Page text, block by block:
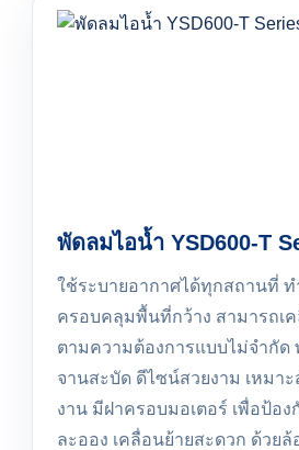
พัดลมไอน้ำ YSD600-T
ใช้ระบายอากาศได้ทุกสถานที่ ท
ครอบคลุมพื้นที่กว้าง สามารถเ
ตามความต้องการแบบไม่จำกัด
จานสะบัด ดีไซน์สวยงาม เหมา
งาน มีฝาครอบมอเตอร์ เพื่อป้อ
ละออง เคลื่อนย้ายสะดวก ด้วย